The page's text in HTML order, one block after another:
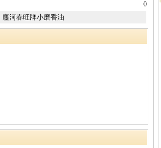
0
廛河春旺牌小磨香油